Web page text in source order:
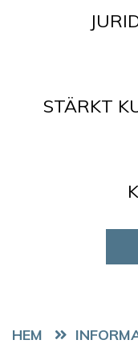
STÄRKT
HEM